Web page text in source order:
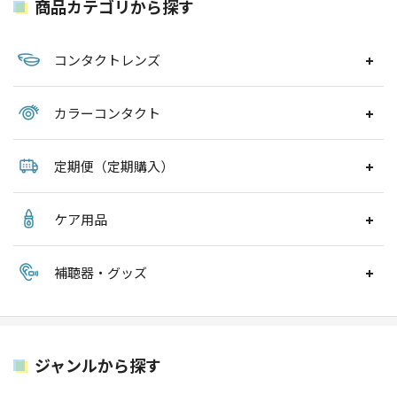
商品カテゴリから探す
コンタクトレンズ
カラーコンタクト
定期便（定期購入）
ケア用品
補聴器・グッズ
ジャンルから探す